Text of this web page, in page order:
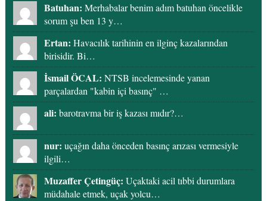
Batuhan: Merhabalar benim adım batuhan öncelikle
sorum şu ben 13 y…
Ertan: Havacılık tarihinin en ilginç kazalarından
birisidir. Bi…
İsmail ÖCAL: NTSB incelemesinde yanan
parçalardan "kabin içi basınç" …
ali: barotravma bir iş kazası mıdır?…
nur: uçağın daha önceden basınç arızası vermesiyle
ilgili…
Muzaffer Çetingüç: Uçaktaki acil tıbbi durumlara
müdahale etmek, uçak yolcu…